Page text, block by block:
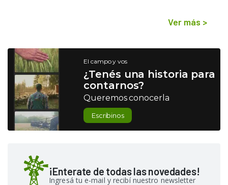
Ver más >
El campo y vos
¿Tenés una historia para
contarnos?
Queremos conocerla
Escribinos
¡Enterate de todas las novedades!
Ingresá tu e-mail y recibí nuestro newsletter